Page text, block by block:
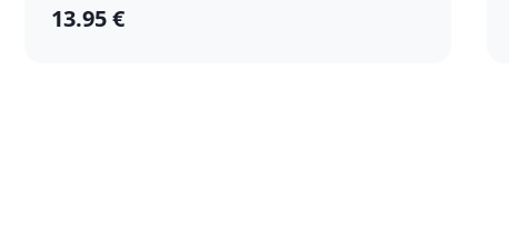
13.95 €